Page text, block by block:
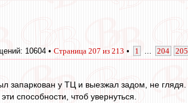
10604 • Страница 207 из 213 • 1 204 205
запаркован у ТЦ и выезжал задом, не глядя.
способности, чтоб увернуться.